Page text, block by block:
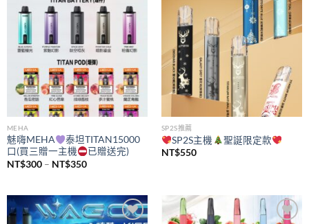
MEHA
魅嗨MEHA
泰坦TITAN15000
口(買三贈一主機
已贈送完)
NT$300 – NT$350價
NT$300
到
NT$350
SP2S推薦
SP2S主機
聖誕限定款
NT$550